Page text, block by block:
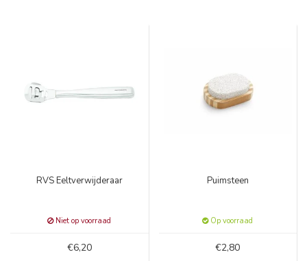
RVS Eeltverwijderaar
Niet op voorraad
€6,20
Puimsteen
Op voorraad
€2,80